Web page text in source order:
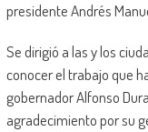
presidente Andrés
Se dirigió a las y los
conocer el trabajo que
gobernador Alfonso
agradecimiento por su